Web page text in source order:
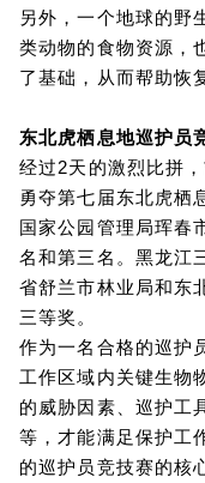
另外，一个地球的野
类动物的食物资源，
了基础，从而帮助恢
东北虎栖息地巡护员
经过2天的激烈比拼
勇夺第七届东北虎栖
国家公园管理局珲春
名和第三名。黑龙江
省舒兰市林业局和东
三等奖。
作为一名合格的巡护
工作区域内关键生物
的威胁因素、巡护工
等，才能满足保护工
的巡护员竞技赛的核